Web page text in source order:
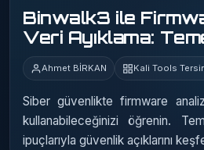
Binwalk3 ile
Veri Ayıklama:
Ahmet BİRKAN Kali Tools
Siber güvenlikte firmware
kullanabileceğinizi öğrenin.
ipuçlarıyla güvenlik açıklarını